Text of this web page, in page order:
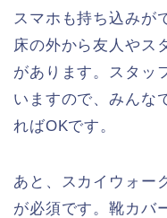
スマホも持ち込みが
床の外から友人やス
があります。スタッ
いますので、みんな
ればOKです。
あと、スカイウォー
が必須です。靴カバ